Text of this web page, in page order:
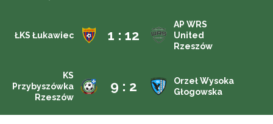
ŁKS Łukawiec 1 : 12
AP WRS
United
Rzeszów
KS
Przybyszówka
Rzeszów
9 : 2
Orzeł Wysoka
Głogowska